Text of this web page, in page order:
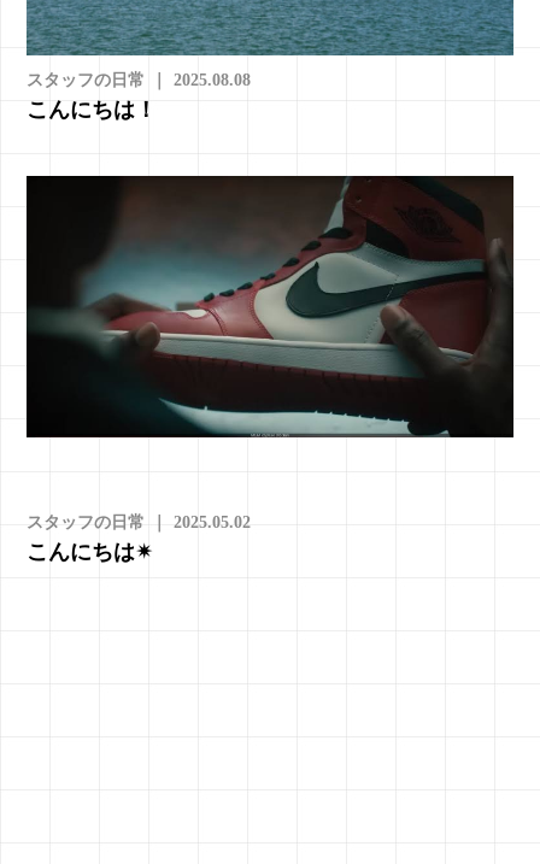
スタッフの日常 2025.08.08
こんにちは！
スタッフの日常 2025.05.02
こんにちは✴︎